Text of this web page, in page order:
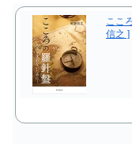
ここ
信之 ]